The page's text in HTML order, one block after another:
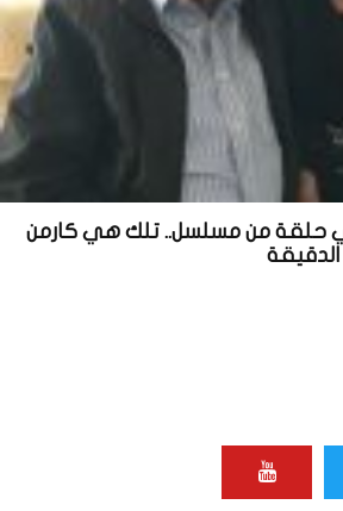
في حلقة من مسلسل.. تلك هي كارمن